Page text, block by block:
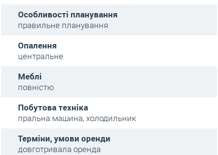
Особливості планування
правильне планування
Опалення
центральне
Меблі
повністю
Побутова техніка
пральна машина, холодильник
Терміни, умови оренди
довготривала оренда